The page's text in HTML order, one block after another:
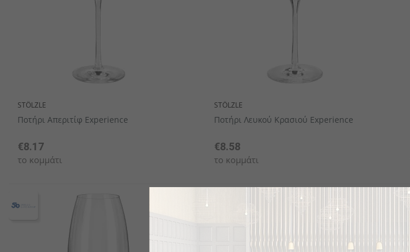
STÖLZLE
Ποτήρι Απεριτίφ Experience
€8.17
το κομμάτι
STÖLZLE
Ποτήρι Λευκού Κρασιού Experience
€8.58
το κομμάτι